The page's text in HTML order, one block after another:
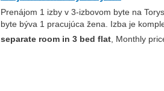
Prenájom 1 izby v 3-izbovom byte na
byte býva 1 pracujúca žena. Izba je
separate room in 3 bed flat , Monthly